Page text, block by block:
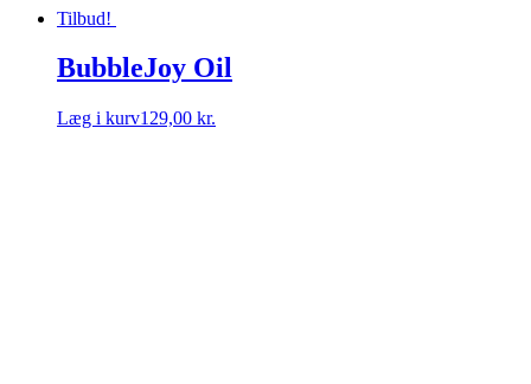
Tilbud!
BubbleJoy Oil
Læg i kurv129,00 kr.